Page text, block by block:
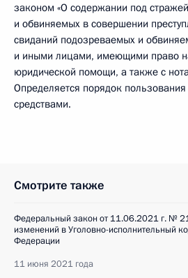
законом «О содержании под
и обвиняемых в совершении
свиданий подозреваемых и
и иными лицами, имеющими право
юридической помощи, а также с
Определяется порядок
средствами.
Смотрите также
Федеральный закон от 11.06.2021 г. №
изменений в Уголовно-исполнительный
Федерации
11 июня 2021 года